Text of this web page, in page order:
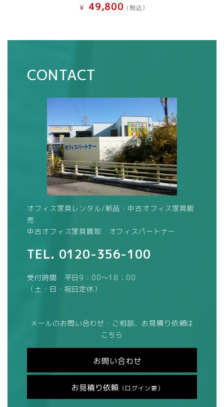
¥ 49,800 (税込）
CONTACT
オフィス家具レンタル/新品・中古オフィス家具販
売
中古オフィス家具買取 オフィスパートナー
TEL. 0120-356-100
受付時間 平日9：00～18：00
（土・日・祝日定休）
メールのお問い合わせ・ご相談、お見積り依頼は
こちら
お問い合わせ
お見積り依頼 （ログイン要）